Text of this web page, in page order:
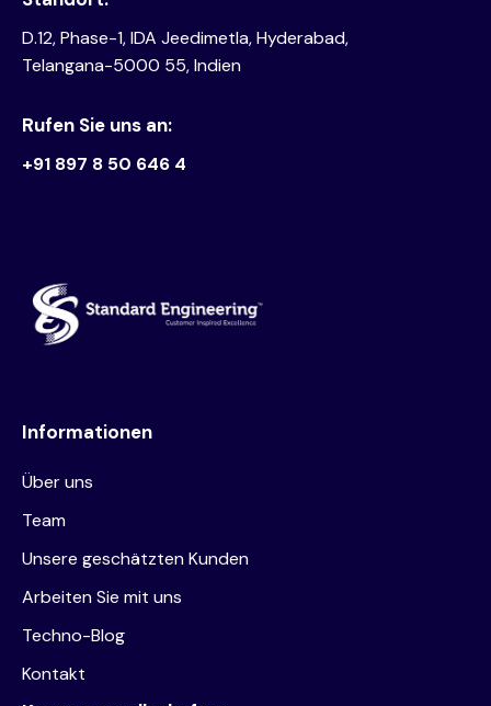
D.12, Phase-1, IDA Jeedimetla, Hyderabad,
Telangana-5000 55, Indien
Rufen Sie uns an:
+91 897 8 50 646 4
Informationen
Über uns
Team
Unsere geschätzten Kunden
Arbeiten Sie mit uns
Techno-Blog
Kontakt